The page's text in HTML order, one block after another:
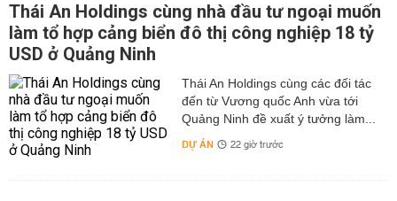
Thái An Holdings cùng nhà đầu tư ngoại muốn
làm tổ hợp cảng biển đô thị công nghiệp 18 tỷ
USD ở Quảng Ninh
Thái An Holdings cùng các đối tác
đến từ Vương quốc Anh vừa tới
Quảng Ninh đề xuất ý tưởng làm...
DỰ ÁN 22 giờ trước